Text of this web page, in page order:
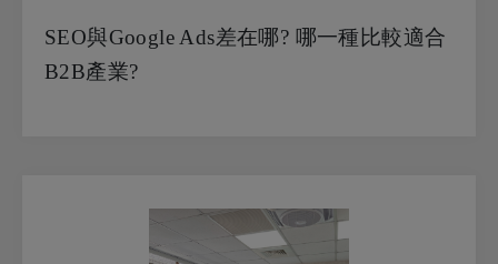
SEO與Google Ads差在哪? 哪一種比較適合
B2B產業?